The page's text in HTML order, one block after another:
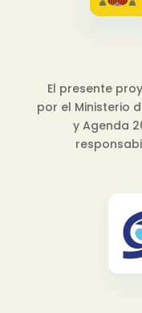
El presente
por el Ministerio
y Agenda